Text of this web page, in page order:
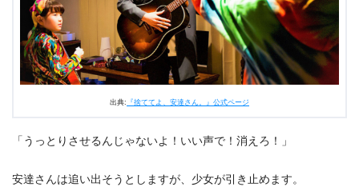
出典: 『捨ててよ、安達さん。』公式ページ
「うっとりさせるんじゃないよ！いい声で！消えろ！」
安達さんは追い出そうとしますが、少女が引き止めます。